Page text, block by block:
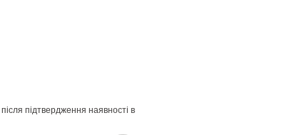
підтвердження наявності в